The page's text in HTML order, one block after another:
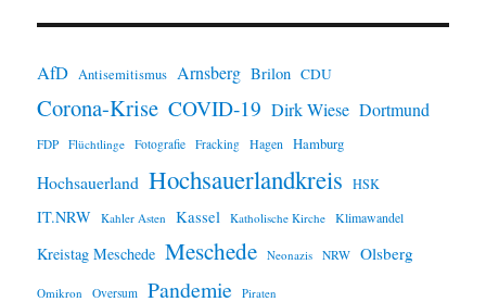
AfD Antisemitismus Arnsberg Brilon CDU
Corona-Krise COVID-19 Dirk Wiese Dortmund
FDP Flüchtlinge Fotografie Fracking Hagen Hamburg
Hochsauerland Hochsauerlandkreis HSK
IT.NRW Kahler Asten Kassel Katholische Kirche Klimawandel
Kreistag Meschede Meschede Neonazis NRW Olsberg
Omikron Oversum Pandemie Piraten